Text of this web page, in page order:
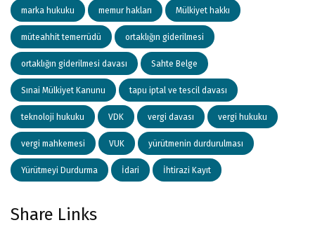
marka hukuku memur hakları Mülkiyet hakkı
müteahhit temerrüdü ortaklığın giderilmesi
ortaklığın giderilmesi davası Sahte Belge
Sınai Mülkiyet Kanunu tapu iptal ve tescil davası
teknoloji hukuku VDK vergi davası vergi hukuku
vergi mahkemesi VUK yürütmenin durdurulması
Yürütmeyi Durdurma İdari İhtirazi Kayıt
Share Links